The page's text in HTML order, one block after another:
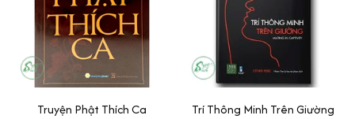
Truyện Phật Thích Ca
Trí Thông Minh Trên Giường